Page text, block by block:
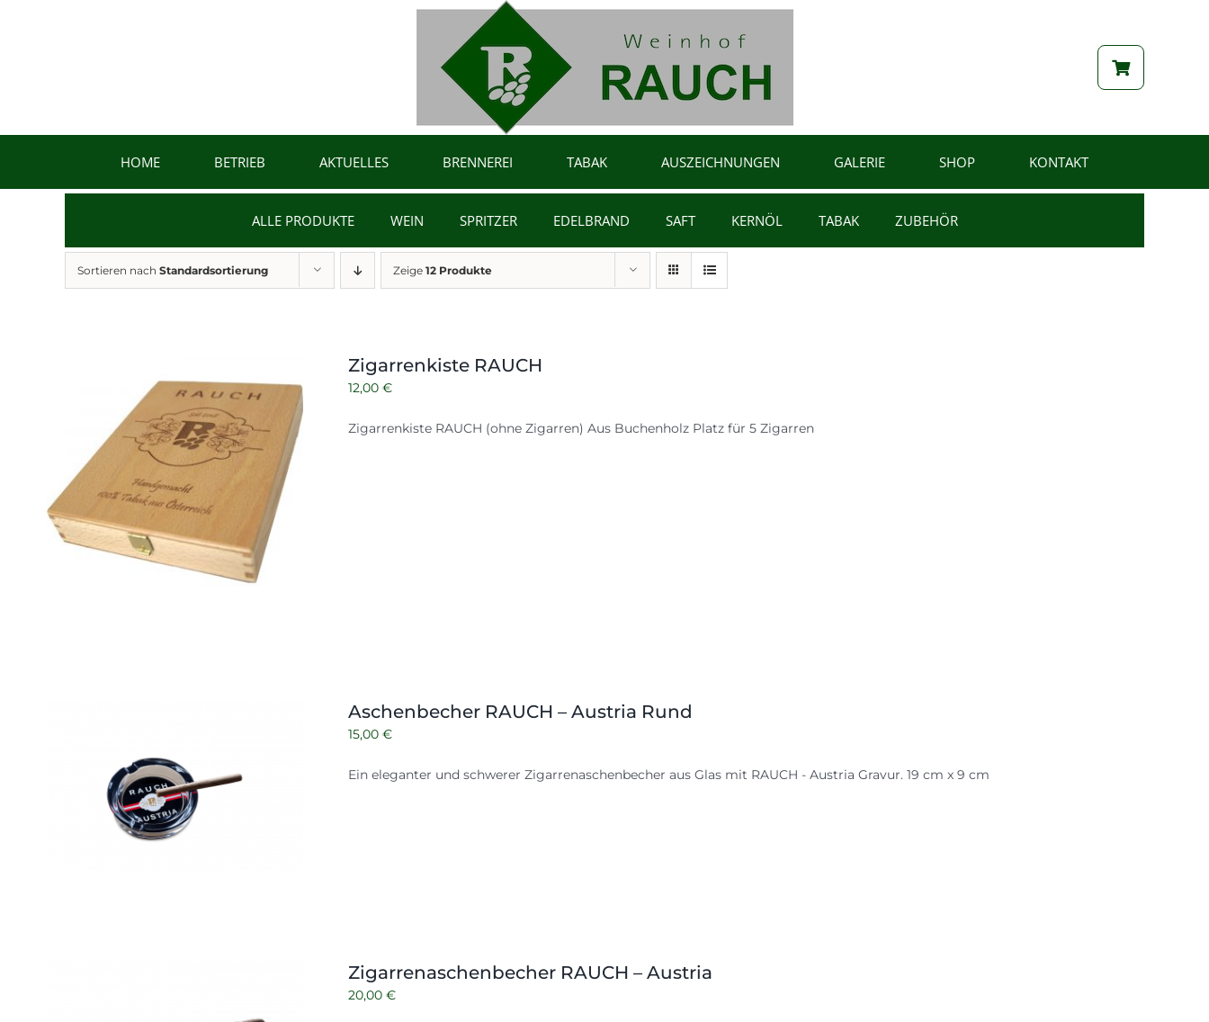
HOME BETRIEB AKTUELLES BRENNEREI TABAK AUSZEICHNUNGEN GALERIE SHOP KONTAKT
ALLE PRODUKTE WEIN SPRITZER EDELBRAND SAFT KERNÖL TABAK ZUBEHÖR
Sortieren nach Standardsortierung Zeige 12 Produkte
Zigarrenkiste RAUCH
12,00 €
Zigarrenkiste RAUCH (ohne Zigarren) Aus Buchenholz Platz für 5 Zigarren
Aschenbecher RAUCH – Austria Rund
15,00 €
Ein eleganter und schwerer Zigarrenaschenbecher aus Glas mit RAUCH - Austria Gravur. 19 cm x 9 cm
Zigarrenaschenbecher RAUCH – Austria
20,00 €